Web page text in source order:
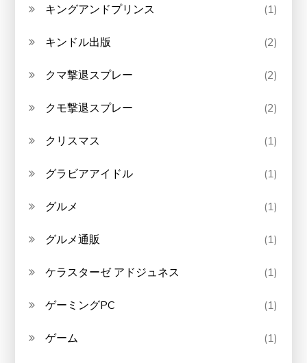
キングアンドプリンス (1)
キンドル出版 (2)
クマ撃退スプレー (2)
クモ撃退スプレー (2)
クリスマス (1)
グラビアアイドル (1)
グルメ (1)
グルメ通販 (1)
ケラスターゼ アドジュネス (1)
ゲーミングPC (1)
ゲーム (1)